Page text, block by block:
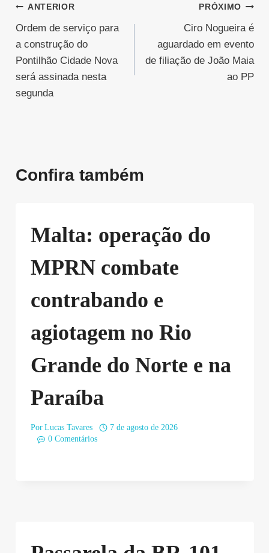
Navegação
de
Post
ANTERIOR
Ordem de serviço para
a construção do
Pontilhão Cidade Nova
será assinada nesta
segunda
PRÓXIMO
Ciro Nogueira é
aguardado em evento
de filiação de João Maia
ao PP
Confira também
Malta: operação do
MPRN combate
contrabando e
agiotagem no Rio
Grande do Norte e na
Paraíba
Por Lucas Tavares
7 de agosto de 2026
0 Comentários